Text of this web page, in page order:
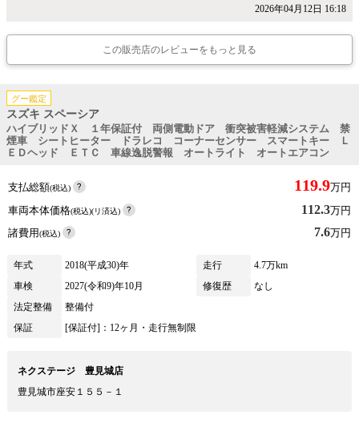
2026年04月12日 16:18
この販売店のレビューをもっと見る
グー鑑定
スズキ スペーシア
ハイブリッドＸ １年保証付 両側電動ドア 衝突被害軽減システム 禁
煙車 シートヒーター ドラレコ コーナーセンサー スマートキー Ｌ
ＥＤヘッド ＥＴＣ 車線逸脱警報 オートライト オートエアコン
支払総額(税込) 119.9万円
車両本体価格(税込)(リ済込) 112.3万円
諸費用(税込) 7.6万円
年式 2018(平成30)年 走行
4.7万km
車検
2027(令和9)年10月 修復歴
なし
法定整備
整備付
保証
[保証付]：12ヶ月・走行無制限
ネクステージ 豊見城店
豊見城市座安１５５－１